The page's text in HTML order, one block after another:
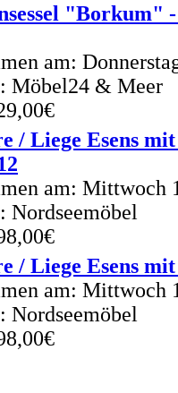
"Borkum"
am:
Möbel24 & Meer
/ Liege Esens
am: Mittwoch
Nordseemöbel
/ Liege Esens
am: Mittwoch
Nordseemöbel